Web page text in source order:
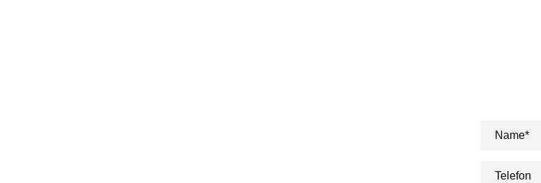
Name*
Telefon